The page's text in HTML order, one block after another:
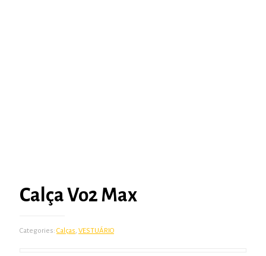
Calça Vo2 Max
Categories: Calças, VESTUÁRIO